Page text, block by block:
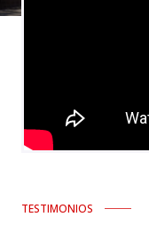
TESTIMONIOS